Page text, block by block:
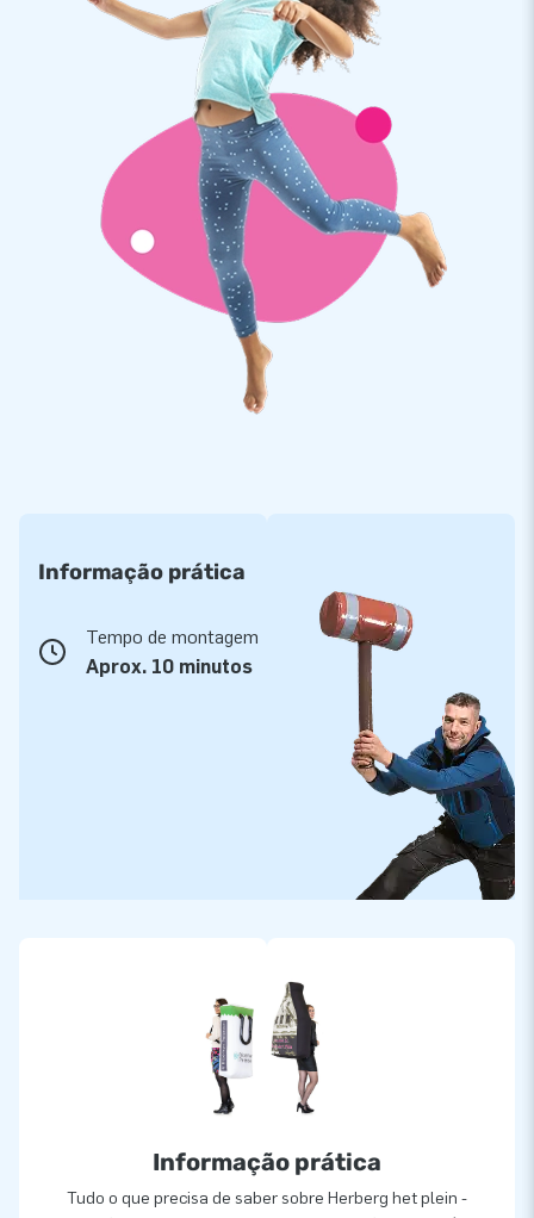
Informação prática
Tempo de montagem
Aprox. 10 minutos
Informação prática
Tudo o que precisa de saber sobre Herberg het plein -